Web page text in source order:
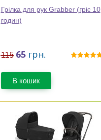
Грілка для рук Grabber (гріє 10
годин)
115 65 грн.
В кошик